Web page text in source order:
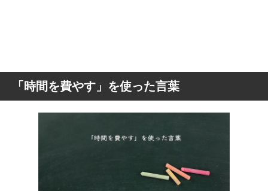
「時間を費やす」を使った言葉